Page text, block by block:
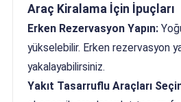
Araç Kiralama İçin İpuçları
Erken Rezervasyon Yapın:
yükselebilir. Erken rezervasyon
yakalayabilirsiniz.
Yakıt Tasarruflu Araçları